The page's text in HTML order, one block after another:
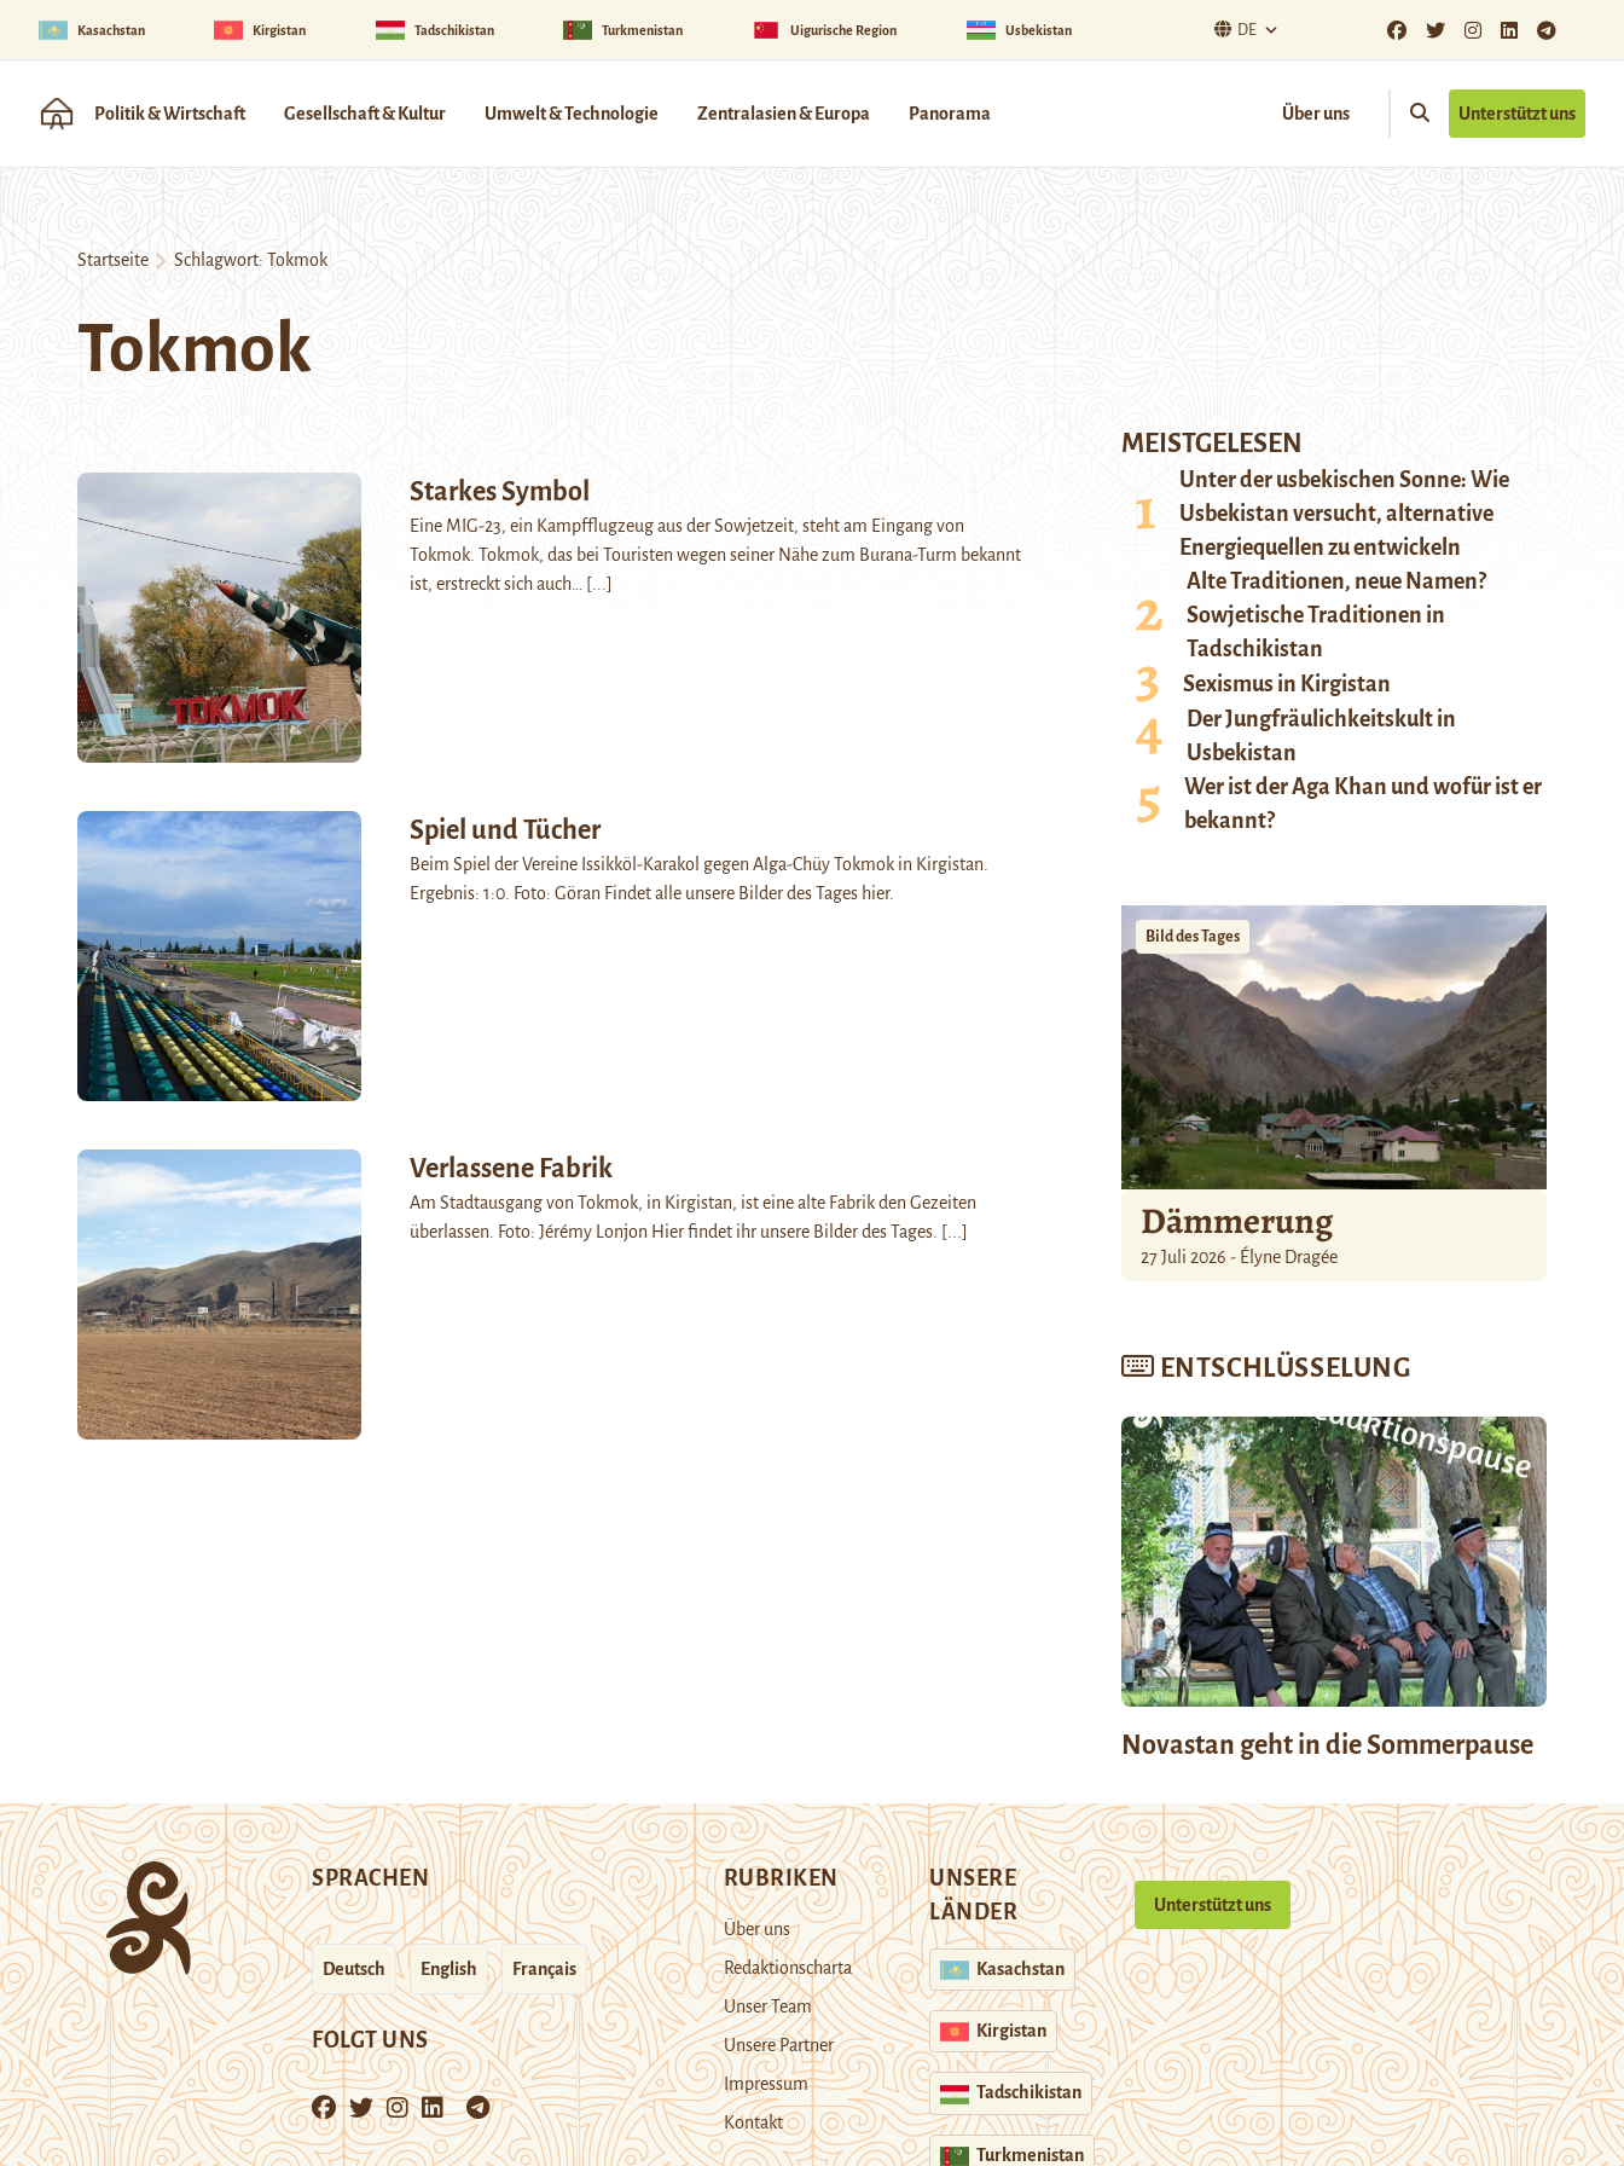
Kasachstan Kirgistan Tadschikistan Turkmenistan Uigurische Region Usbekistan DE
Politik & Wirtschaft Gesellschaft & Kultur Umwelt & Technologie Zentralasien & Europa Panorama Über uns Unterstützt uns
Startseite Schlagwort: Tokmok
Tokmok
Starkes Symbol
Eine MIG-23, ein Kampfflugzeug aus der Sowjetzeit, steht am Eingang von
Tokmok. Tokmok, das bei Touristen wegen seiner Nähe zum Burana-Turm bekannt
ist, erstreckt sich auch…
[...]
Spiel und Tücher
Beim Spiel der Vereine Issikköl-Karakol gegen Alga-Chüy Tokmok in Kirgistan.
Ergebnis: 1:0. Foto: Göran Findet alle unsere Bilder des Tages hier.
Verlassene Fabrik
Am Stadtausgang von Tokmok, in Kirgistan, ist eine alte Fabrik den Gezeiten
überlassen. Foto: Jérémy Lonjon Hier findet ihr unsere Bilder des Tages. [...]
MEISTGELESEN
Unter der usbekischen Sonne: Wie
Usbekistan versucht, alternative
Energiequellen zu entwickeln
Alte Traditionen, neue Namen?
Sowjetische Traditionen in
Tadschikistan
Sexismus in Kirgistan
Der Jungfräulichkeitskult in
Usbekistan
Wer ist der Aga Khan und wofür ist er
bekannt?
Bild des Tages
Dämmerung
27 Juli 2026 - Élyne Dragée
ENTSCHLÜSSELUNG
Novastan geht in die Sommerpause
SPRACHEN
Deutsch English Français
FOLGT UNS
RUBRIKEN
Über uns
Redaktionscharta
Unser Team
Unsere Partner
Impressum
Kontakt
UNSERE
LÄNDER
Kasachstan
Kirgistan
Tadschikistan
Turkmenistan
Unterstützt uns